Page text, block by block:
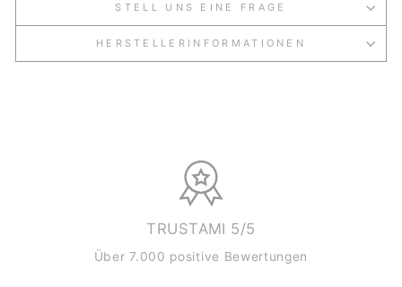
STELL UNS EINE FRAGE
HERSTELLERINFORMATIONEN
TRUSTAMI 5/5
Über 7.000 positive Bewertungen